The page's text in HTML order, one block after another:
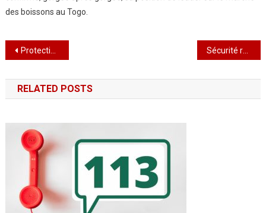
des boissons au Togo.
Navigation
de
l’article
Protection des données personnelles : l’IPDCP célèbre la Journée internationale par une sensibilisation de proximité à Lomé Sécurité routière : l’UNATROT lève les obstacles et hisse le transport togolais vers de nouveaux standards
RELATED POSTS